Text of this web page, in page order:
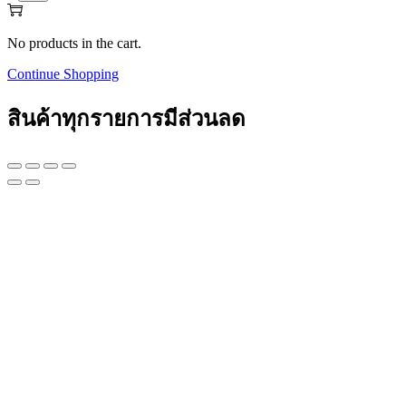
No products in the cart.
Continue Shopping
สินค้าทุกรายการมีส่วนลด